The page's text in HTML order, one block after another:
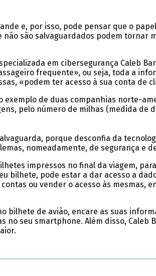
e, por isso, pode pensar que o
são salvaguardados podem tornar
em cibersegurança Caleb
frequente», ou seja, toda a
«podem ter acesso à sua conta de
de duas companhias norte-
pelo número de milhas (medida de
porque desconfia da
nomeadamente, de segurança e
impressos no final da viagem,
bilhete, pode estar a dar acesso a
ou vender o acesso às mesmas,
bilhete de avião, encare as suas
no seu smartphone. Além disso, Caleb